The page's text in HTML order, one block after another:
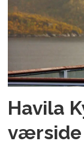
Havila
værside